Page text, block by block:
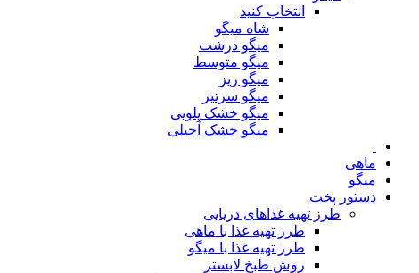
انتخاب کنید
شاه میگو
میگو درشت
میگو متوسط
میگو ریز
میگو سرتیز
میگو خشک پلویی
میگو خشک آجیلی
ماهی
میگو
دستور پخت
طرز تهیه غذاهای دریایی
طرز تهیه غذا با ماهی
طرز تهیه غذا با میگو
روش طبخ لابستر